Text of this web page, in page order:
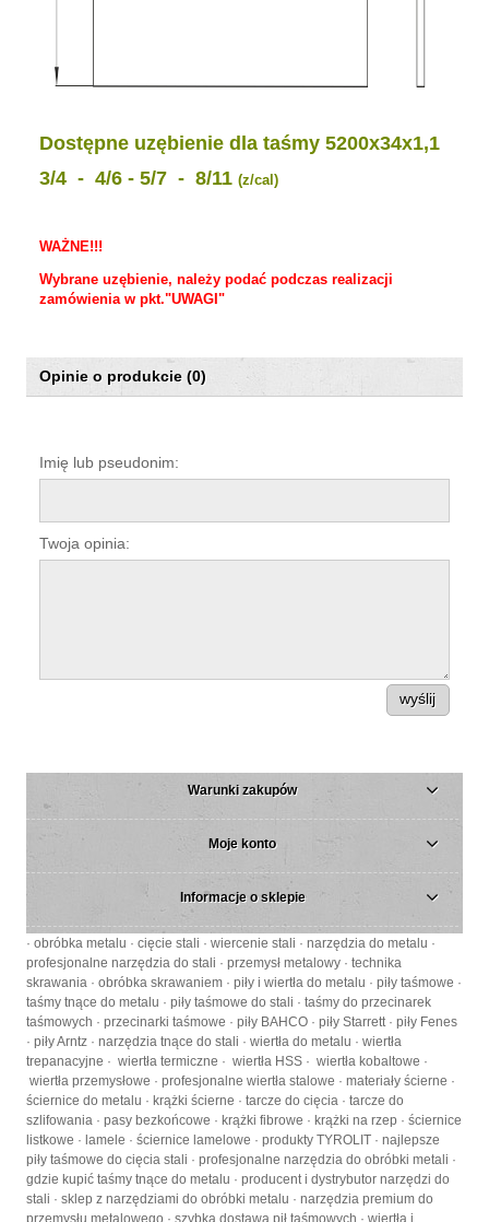
Dostępne uzębienie dla taśmy 5200x34x1,1
3/4 - 4/6 - 5/7 - 8/11 (z/cal)
WAŻNE!!!
Wybrane uzębienie, należy podać podczas realizacji
zamówienia w pkt."UWAGI"
Opinie o produkcie (0)
Imię lub pseudonim:
Twoja opinia:
wyślij
Warunki zakupów
Moje konto
Informacje o sklepie
· obróbka metalu · cięcie stali · wiercenie stali · narzędzia do metalu ·
profesjonalne narzędzia do stali · przemysł metalowy · technika
skrawania · obróbka skrawaniem · piły i wiertła do metalu · piły taśmowe ·
taśmy tnące do metalu · piły taśmowe do stali · taśmy do przecinarek
taśmowych · przecinarki taśmowe · piły BAHCO · piły Starrett · piły Fenes
· piły Arntz · narzędzia tnące do stali · wiertła do metalu · wiertła
trepanacyjne · wiertła termiczne · wiertła HSS · wiertła kobaltowe ·
wiertła przemysłowe · profesjonalne wiertła stalowe · materiały ścierne ·
ściernice do metalu · krążki ścierne · tarcze do cięcia · tarcze do
szlifowania · pasy bezkońcowe · krążki fibrowe · krążki na rzep · ściernice
listkowe · lamele · ściernice lamelowe · produkty TYROLIT · najlepsze
piły taśmowe do cięcia stali · profesjonalne narzędzia do obróbki metali ·
gdzie kupić taśmy tnące do metalu · producent i dystrybutor narzędzi do
stali · sklep z narzędziami do obróbki metalu · narzędzia premium do